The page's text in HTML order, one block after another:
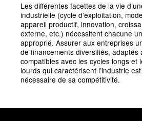
Les différentes facettes de la vie
industrielle (cycle d’exploitation,
appareil productif, innovation,
externe, etc.) nécessitent chacune
approprié. Assurer aux entreprises
de financements diversifiés, adaptés
compatibles avec les cycles longs et
lourds qui caractérisent l’industrie
nécessaire de sa compétitivité.